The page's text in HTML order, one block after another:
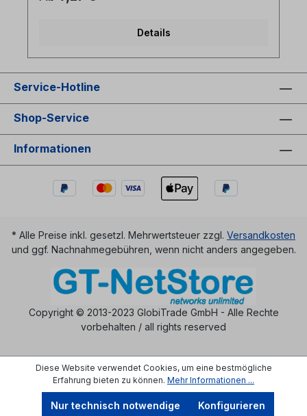
Lagerung: -40°C bis + 85°C Synonyme: GPON
Splitter, Koppler, Coupler, LWL Splitter
Details
Service-Hotline
Shop-Service
Informationen
* Alle Preise inkl. gesetzl. Mehrwertsteuer zzgl. Versandkosten
und ggf. Nachnahmegebühren, wenn nicht anders angegeben.
Copyright © 2013-2023 GlobiTrade GmbH - Alle Rechte
vorbehalten / all rights reserved
Diese Website verwendet Cookies, um eine bestmögliche
Erfahrung bieten zu können. Mehr Informationen ...
Nur technisch notwendige Konfigurieren